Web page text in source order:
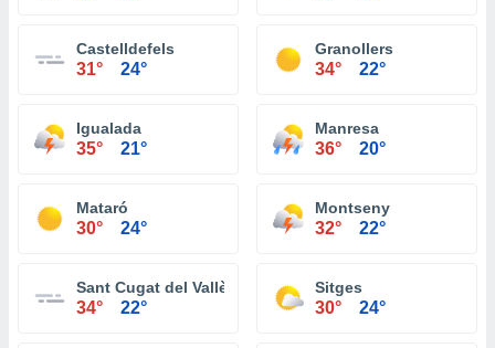
Castelldefels
31° 24°
Granollers
34° 22°
Igualada
35° 21°
Manresa
36° 20°
Mataró
30° 24°
Montseny
32° 22°
Sant Cugat del Vallès
34° 22°
Sitges
30° 24°